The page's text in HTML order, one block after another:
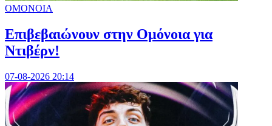
ΟΜΟΝΟΙΑ
Επιβεβαιώνουν στην Ομόνοια για
Ντιβέρν!
07-08-2026 20:14